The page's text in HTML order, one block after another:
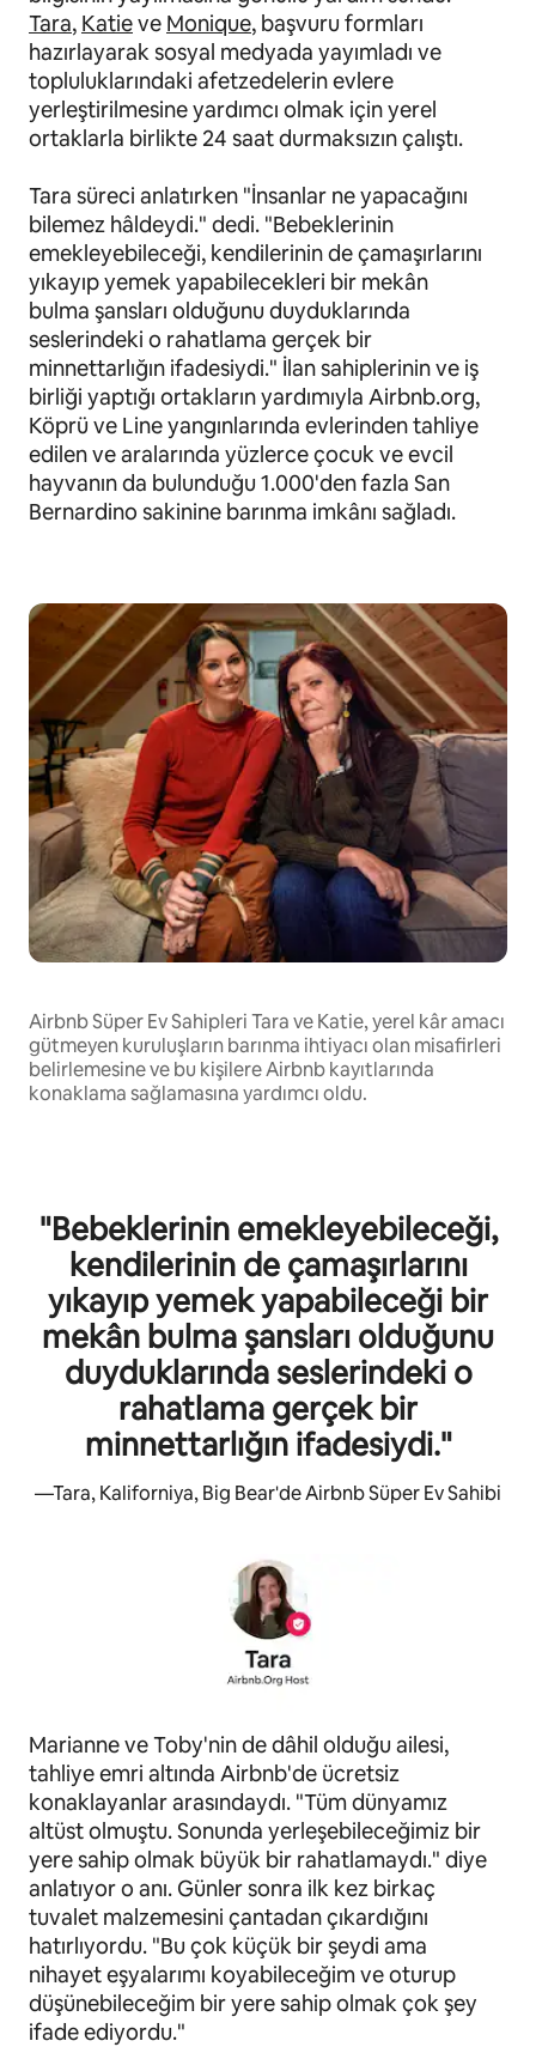
Tara, Katieve Monique, başvuru formları
hazırlayarak sosyal medyada yayımladı ve
topluluklarındaki afetzedelerin evlere
yerleştirilmesine yardımcı olmak için yerel
ortaklarla birlikte 24 saat durmaksızın çalıştı.
Tara süreci anlatırken "İnsanlar ne yapacağını
bilemez hâldeydi." dedi. "Bebeklerinin
emekleyebileceği, kendilerinin de çamaşırlarını
yıkayıp yemek yapabilecekleri bir mekân
bulma şansları olduğunu duyduklarında
seslerindeki o rahatlama gerçek bir
minnettarlığın ifadesiydi." İlan sahiplerinin ve iş
birliği yaptığı ortakların yardımıyla Airbnb.org,
Köprü ve Line yangınlarında evlerinden tahliye
edilen ve aralarında yüzlerce çocuk ve evcil
hayvanın da bulunduğu 1.000'den fazla San
Bernardino sakinine barınma imkânı sağladı.
Airbnb Süper Ev Sahipleri Tara ve Katie, yerel kâr amacı
gütmeyen kuruluşların barınma ihtiyacı olan misafirleri
belirlemesine ve bu kişilere Airbnb kayıtlarında
konaklama sağlamasına yardımcı oldu.
"Bebeklerinin emekleyebileceği,
kendilerinin de çamaşırlarını
yıkayıp yemek yapabileceği bir
mekân bulma şansları olduğunu
duyduklarında seslerindeki o
rahatlama gerçek bir
minnettarlığın ifadesiydi."
—Tara, Kaliforniya, Big Bear'de Airbnb Süper Ev Sahibi
Marianne ve Toby'nin de dâhil olduğu ailesi,
tahliye emri altında Airbnb'de ücretsiz
konaklayanlar arasındaydı. "Tüm dünyamız
altüst olmuştu. Sonunda yerleşebileceğimiz bir
yere sahip olmak büyük bir rahatlamaydı." diye
anlatıyor o anı. Günler sonra ilk kez birkaç
tuvalet malzemesini çantadan çıkardığını
hatırlıyordu. "Bu çok küçük bir şeydi ama
nihayet eşyalarımı koyabileceğim ve oturup
düşünebileceğim bir yere sahip olmak çok şey
ifade ediyordu."